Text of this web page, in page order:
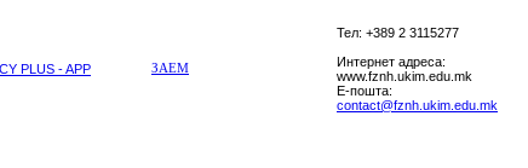
PLUS - APP ЗАЕМ
Тел: +389 2 3115277
Интернет адреса:
www.fznh.ukim.edu.mk
E-пошта:
contact@fznh.ukim.edu.mk